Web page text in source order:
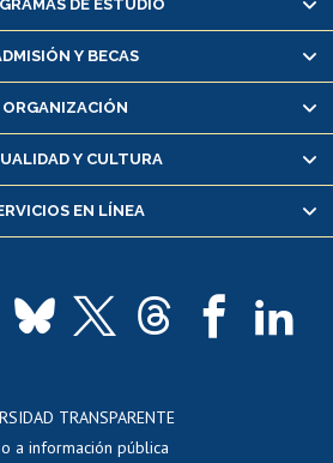
Académicas/os
Funcionarias/os
Egresadas/os
os y exalumnas/os
Matrícula en línea
y cambio de asignaturas
y certificado de notas
médico y dental
arancel y crédito alumnos
Docentes
DE ESTUDIO
Y BECAS
ORGANIZACIÓN
Y CULTURA
EN LÍNEA
TRANSPARENTE
a información pública